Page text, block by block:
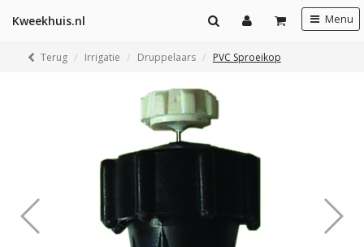
Kweekhuis.nl Menu
Terug Irrigatie Druppelaars PVC Sproeikop